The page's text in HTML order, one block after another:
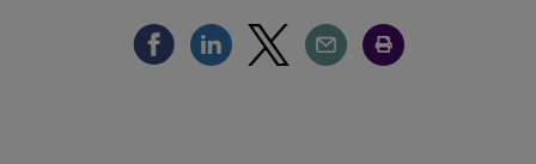
Compartir Facebook
Compartir Linkedin
Compartir Twitter
Compartir Email
Compartir Imprimir